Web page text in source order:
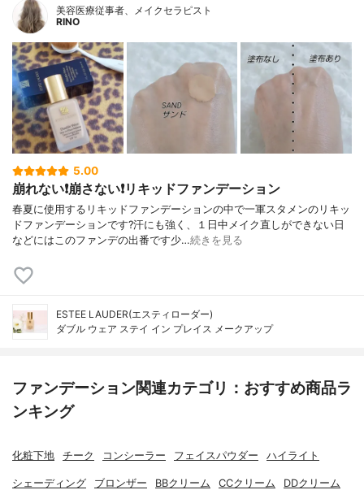
美容医療従事者、メイクセラピスト
RINO
5.00
崩れない❗️崩さない❗️リキッドファンデーション
春夏に使用するリキッドファンデーションの中で一軍スタメンのリキッ
ドファンデーションです?汗にも強く、１日中メイク直しができない日
などにはこのファンデの出番です少…続きを見る
ESTEE LAUDER(エスティローダー)
ダブル ウェア ステイ イン プレイス メークアップ
ファンデーション関連カテゴリ：おすすめ商品ラ
ンキング
化粧下地 チーク コンシーラー フェイスパウダー ハイライト
シェーディング ブロンザー BBクリーム CCクリーム DDクリーム